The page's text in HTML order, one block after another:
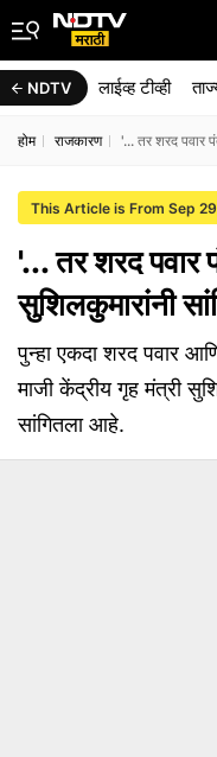
NDTV लाईव्ह टीव्ही
होम राजकारण '... तर शरद पवार
This Article is From Sep
'... तर शरद
सुशिलकुमारांनी
पुन्हा एकदा शरद पवार
माजी केंद्रीय गृह मंत्री
सांगितला आहे.